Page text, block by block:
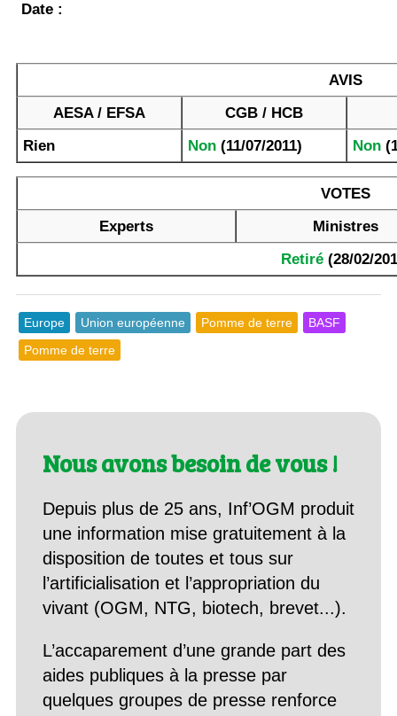
Date :
AVIS
AESA / EFSA
CGB / HCB
Rien
Non(11/07/2011) Non
VOTES
Experts
Ministres
Retiré(28/02/
Europe Union européenne Pomme de terre
BASF
Pomme de terre
Nous avons besoin de vous !
Depuis plus de 25 ans, Inf’OGM produit
une information mise gratuitement à la
disposition de toutes et tous sur
l’artificialisation et l’appropriation du
vivant (OGM, NTG, biotech, brevet...).
L’accaparement d’une grande part des
aides publiques à la presse par
quelques groupes de presse renforce